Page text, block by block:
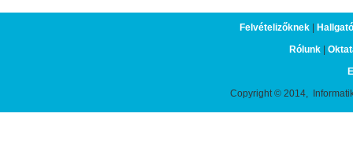
Felvételizőknek|
Rólunk|
Copyright © 2014,